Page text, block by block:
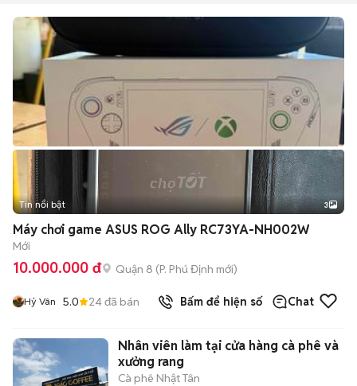
Tin nổi bật 3
Máy chơi game ASUS ROG Ally RC73YA-NH002W
Mới
10.000.000 đ Quận 8 (P. Phú Định mới)
Hỷ Vân 5.0 24đã bán Bấm để hiện số Chat
Nhân viên làm tại cửa hàng cà phê và
xưởng rang
Cà phê Nhật Tân